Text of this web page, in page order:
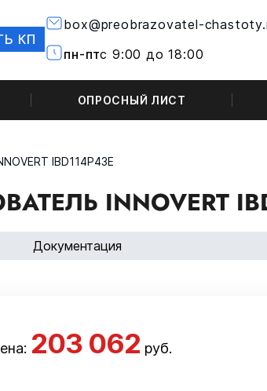
КП
box@preobrazovatel-
пн-птс 9:00 до 18:00
ОПРОСНЫЙ ЛИСТ
IBD114P43E
INNOVERT
Документация
203 062 руб.